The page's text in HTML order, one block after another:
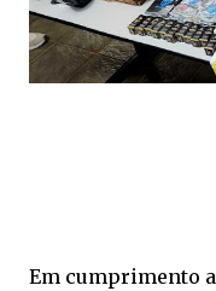
Em cumprimento